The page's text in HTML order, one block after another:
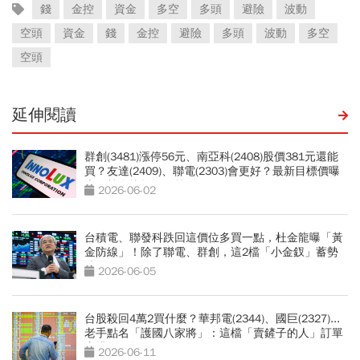
錢 金控 資金 多空 多頭 避險
波動
空頭
資金 錢 金控 避險 多頭 波動
多空
空頭
延伸閱讀
群創(3481)漲停56元、南亞科(2408)股價381元還能
買？友達(2409)、聯電(2303)會更好？最新目標價曝
光！杜金龍揭操作策略
2026-06-02
台積電、聯發科跌回這價位多買一點，杜金龍曝「黃
金防線」！除了聯電、群創，這2檔「小金釵」蓄勢
噴發2026-06-05
台股殺回4萬2買什麼？華邦電(2344)、國巨(2327)...
老手點名「護國八家將」：這檔「賣鏟子的人」訂單
竟排到明年
2026-06-11